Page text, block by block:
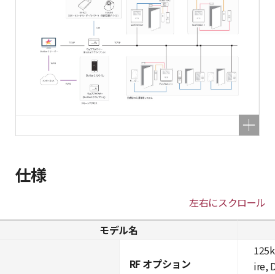
仕様
左右にスクロール
モデル名
RF オプション
ire,